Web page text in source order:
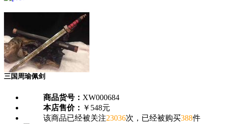
三国周瑜佩剑
商品货号： XW000684
本店售价： ￥548元
该商品已经被关注23036次，已经被购买388件